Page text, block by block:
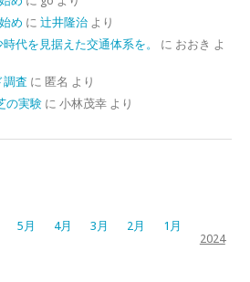
め に 辻井隆治 より
代を見据えた交通体系を。
に おおき よ
調査 に 匿名 より
の実験 に 小林茂幸 より
5月 4月 3月 2月
1月
2024